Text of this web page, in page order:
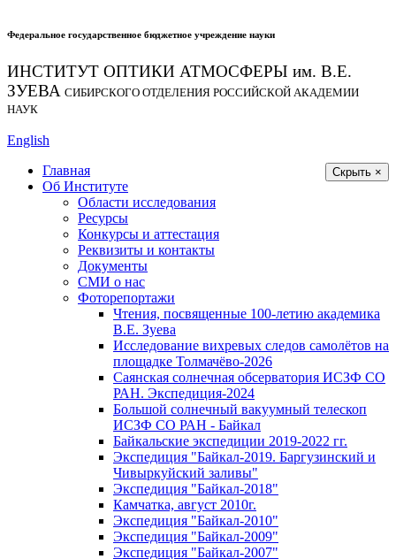
Федеральное государственное бюджетное учреждение науки
ИНСТИТУТ ОПТИКИ АТМОСФЕРЫ им. В.Е.
ЗУЕВА СИБИРСКОГО ОТДЕЛЕНИЯ РОССИЙСКОЙ АКАДЕМИИ
НАУК
English
Скрыть ×
Главная
Об Институте
Области исследования
Ресурсы
Конкурсы и аттестация
Реквизиты и контакты
Документы
СМИ о нас
Фоторепортажи
Чтения, посвященные 100-летию академика
В.Е. Зуева
Исследование вихревых следов самолётов на
площадке Толмачёво-2026
Саянская солнечная обсерватория ИСЗФ СО
РАН. Экспедиция-2024
Большой солнечный вакуумный телескоп
ИСЗФ СО РАН - Байкал
Байкальские экспедиции 2019-2022 гг.
Экспедиция "Байкал-2019. Баргузинский и
Чивыркуйский заливы"
Экспедиция "Байкал-2018"
Камчатка, август 2010г.
Экспедиция "Байкал-2010"
Экспедиция "Байкал-2009"
Экспедиция "Байкал-2007"